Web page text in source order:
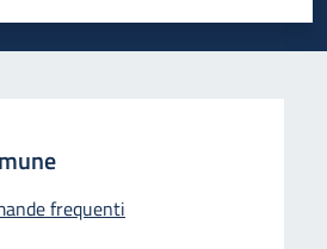
stelle su 5
su 5
su 5
frequenti